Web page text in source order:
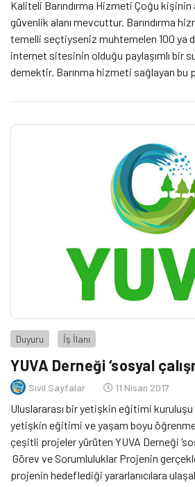
Kaliteli Barındırma Hizmeti Çoğu kişinin
güvenlik alanı mevcuttur. Barındırma
temelli seçtiyseniz muhtemelen 100 ya
internet sitesinin olduğu paylaşımlı bir
demektir. Barınma hizmeti sağlayan bu
yamaları kullanarak sunucularını güncel
da kaynakları […]
Duyuru İş İlanı
YUVA Derneği ‘sosyal
Sivil Sayfalar 11 Nisan 2017
Uluslararası bir yetişkin eğitimi kuruluşu
yetişkin eğitimi ve yaşam boyu öğrenme
çeşitli projeler yürüten YUVA Derneği
Görev ve Sorumluluklar Projenin
projenin hedeflediği yararlanıcılara